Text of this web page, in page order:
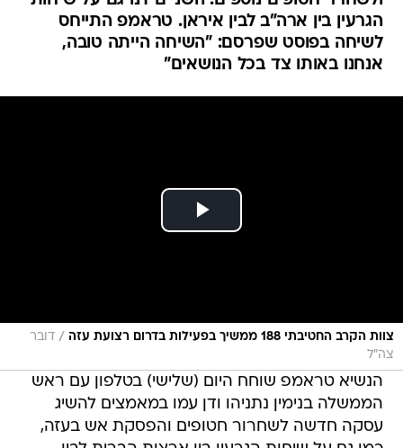
הגרעין בין ארה"ב לבין איראן. טראמפ התייחס
לשיחה בפוסט שפרסם: "השיחה הייתה טובה,
אנחנו באותו צד בכל הנושאים"
צוות הקרב החטיבתי 188 ממשיך בפעילות בדרום רצועת עזה / דובר
צה"ל
הנשיא טראמפ שוחח היום (שלישי) בטלפון עם ראש
הממשלה בנימין נתניהו ודן עמו במאמצים להשיג
עסקה חדשה לשחרור חטופים והפסקת אש בעזה,